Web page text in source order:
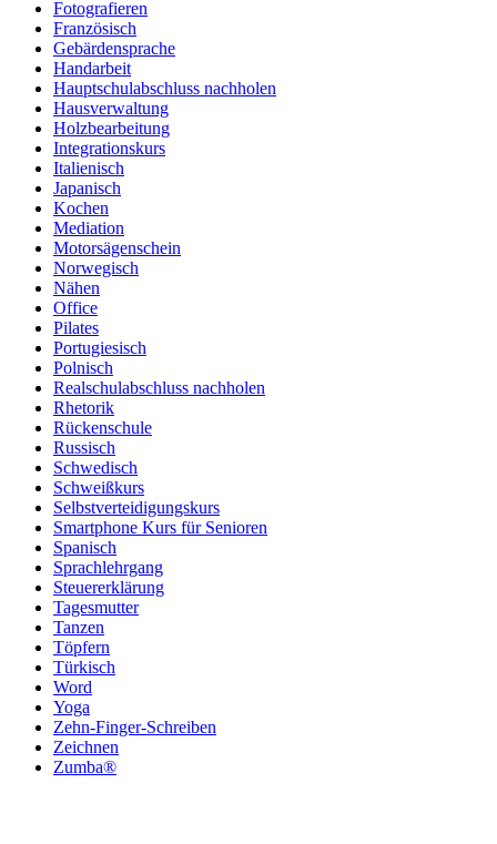
Fotografieren
Französisch
Gebärdensprache
Handarbeit
Hauptschulabschluss nachholen
Hausverwaltung
Holzbearbeitung
Integrationskurs
Italienisch
Japanisch
Kochen
Mediation
Motorsägenschein
Norwegisch
Nähen
Office
Pilates
Portugiesisch
Polnisch
Realschulabschluss nachholen
Rhetorik
Rückenschule
Russisch
Schwedisch
Schweißkurs
Selbstverteidigungskurs
Smartphone Kurs für Senioren
Spanisch
Sprachlehrgang
Steuererklärung
Tagesmutter
Tanzen
Töpfern
Türkisch
Word
Yoga
Zehn-Finger-Schreiben
Zeichnen
Zumba®